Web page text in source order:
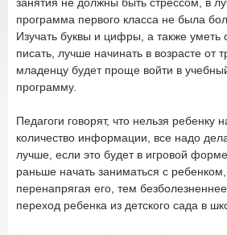
программа первого класса не была
Изучать буквы и цифры, а также уметь
писать, лучше начинать в возрасте от
младенцу будет проще войти в
программу.
Педагоги говорят, что нельзя ребенку
количество информации, все надо
лучше, если это будет в игровой
раньше начать заниматься с
перенапрягая его, тем
переход ребенка из детского сада в